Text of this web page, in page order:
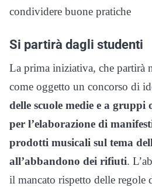
condividere buone pratiche
Si partirà dagli studenti
La prima iniziativa, che partirà
come oggetto un concorso di
delle scuole medie e a
per l’elaborazione di
prodotti musicali sul tema
all’abbandono dei rifiuti.
il mancato rispetto delle regole